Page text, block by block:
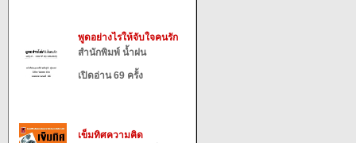
พูดอย่างไรให้จับใจคนรัก
สำนักพิมพ์ น้ำฝน
เปิดอ่าน 69 ครั้ง
เข็มทิศความคิด